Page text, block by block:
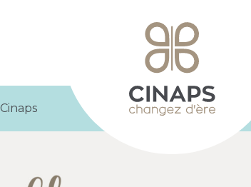
Cinaps